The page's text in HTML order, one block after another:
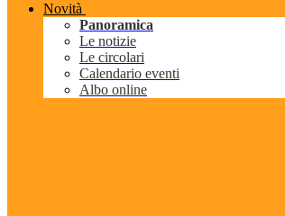
Novità
Panoramica
Le notizie
Le circolari
Calendario eventi
Albo online